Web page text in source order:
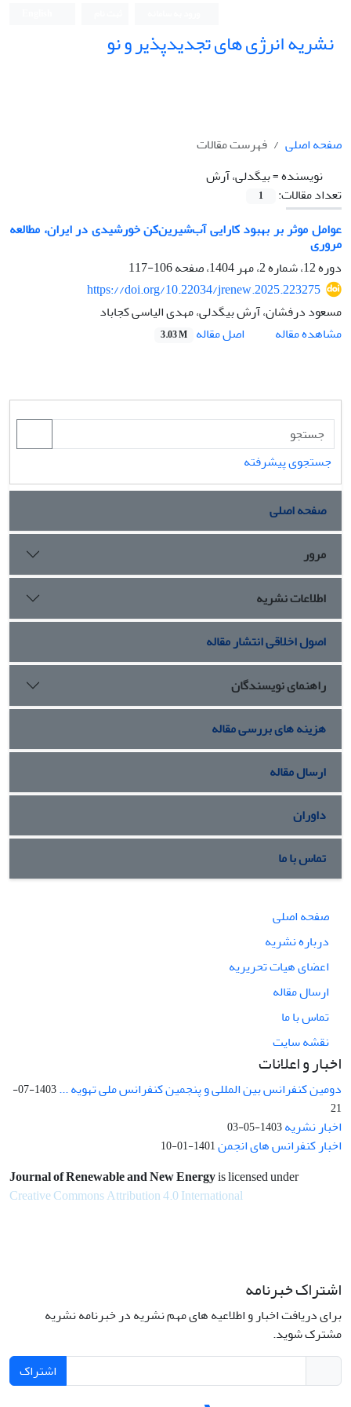
نشریه انرژی های تجدیدپذیر و نو
صفحه اصلی
فهرست مقالات
نویسنده =بیگدلی، آرش
تعداد مقالات:
1
عوامل موثر بر بهبود کارایی آب‌شیرین‌کن خورشیدی در ایران، مطالعه
مروری
دوره 12، شماره 2، مهر 1404، صفحه
106-117
https://doi.org/10.22034/jrenew.2025.223275
مسعود درفشان، آرش بیگدلی، مهدی الیاسی کجاباد
مشاهده مقاله
اصل مقاله 3.03 M
جستجوی پیشرفته
صفحه اصلی
مرور
اطلاعات نشریه
اصول اخلاقی انتشار مقاله
راهنمای نویسندگان
هزینه های بررسی مقاله
ارسال مقاله
داوران
تماس با ما
صفحه اصلی
درباره نشریه
اعضای هیات تحریریه
ارسال مقاله
تماس با ما
نقشه سایت
اخبار و اعلانات
دومین کنفرانس بین المللی و پنجمین کنفرانس ملی تهویه ...
1403-07-
21
اخبار نشریه1403-05-03
اخبار کنفرانس های انجمن1401-01-10
Journal of Renewable and New Energyis licensed under
Creative Commons Attribution 4.0 International
اشتراک خبرنامه
برای دریافت اخبار و اطلاعیه های مهم نشریه در خبرنامه نشریه
مشترک شوید.
اشتراک